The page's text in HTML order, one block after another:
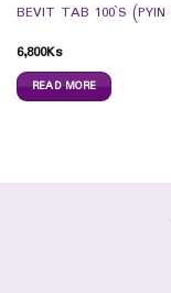
BEVIT TAB 100`S (PYIN
6,800Ks
READ MORE